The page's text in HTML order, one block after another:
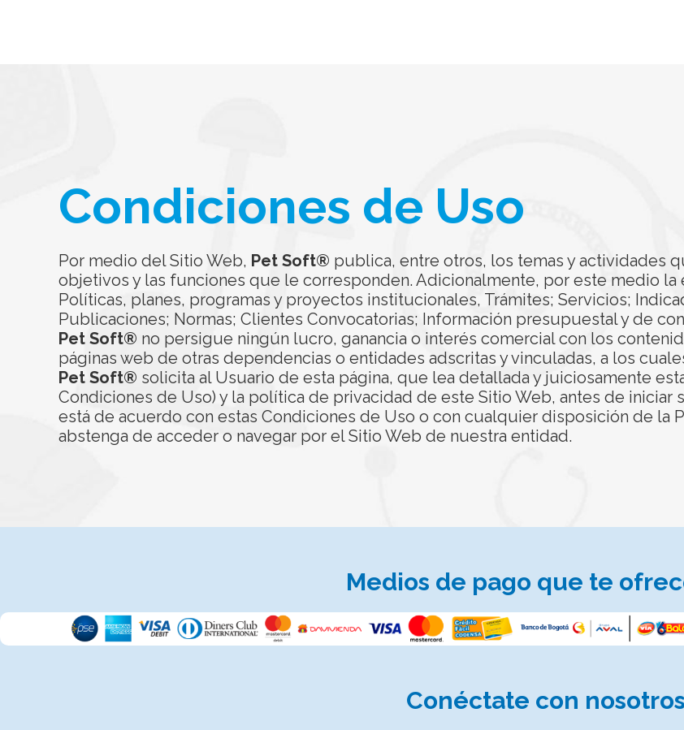
Condiciones de Uso
Por medio del Sitio Web, Pet Soft® publica, entre otros, los temas y actividades
objetivos y las funciones que le corresponden. Adicionalmente, por este medio
Políticas, planes, programas y proyectos institucionales, Trámites; Servicios;
Publicaciones; Normas; Clientes Convocatorias; Información presupuestal y de
Pet Soft® no persigue ningún lucro, ganancia o interés comercial con los
páginas web de otras dependencias o entidades adscritas y vinculadas, a los
Pet Soft® solicita al Usuario de esta página, que lea detallada y juiciosamente
Condiciones de Uso) y la política de privacidad de este Sitio Web, antes de iniciar
está de acuerdo con estas Condiciones de Uso o con cualquier disposición de la
abstenga de acceder o navegar por el Sitio Web de nuestra entidad.
Medios de pago que te
Conéctate con nosotros